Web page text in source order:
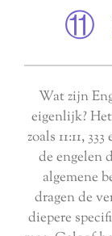
⑪
Wat zijn
eigenlijk?
zoals 11:11,
de engelen
algemene
dragen de
diepere